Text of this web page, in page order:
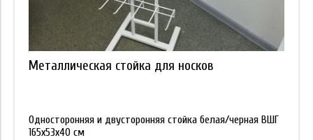
Металлическая стойка для носков
Односторонняя и двусторонняя стойка белая/черная ВШГ
165х53х40 см